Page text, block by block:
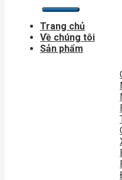
Trang chủ
Về chúng tôi
Sản phẩm